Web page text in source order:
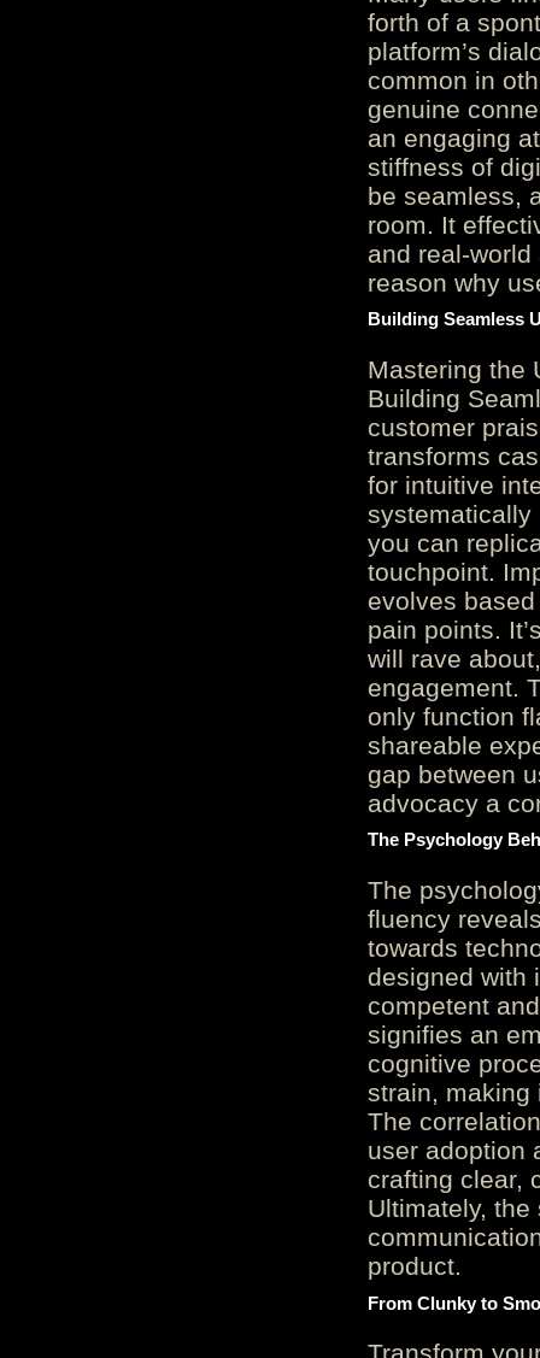
forth of a
platform’s
common in
genuine
an engaging
stiffness of
be seamless,
room. It
and real-
reason why
Building Seamless
Mastering the
Building
customer
transforms
for intuitive
systematically
you can
touchpoint.
evolves
pain points.
will rave
engagement.
only function
shareable
gap between
advocacy a
The Psychology
The
fluency
towards
designed with
competent
signifies an
cognitive
strain, making
The
user adoption
crafting clear,
Ultimately,
product.
From Clunky to